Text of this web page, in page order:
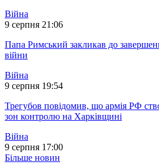
Війна
9 серпня 21:06
Папа Римський закликав до
війни
Війна
9 серпня 19:54
Трегубов повідомив, що армія РФ
зон контролю на Харківщині
Війна
9 серпня 17:00
Більше новин